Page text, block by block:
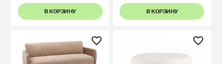
В КОРЗИНУ В КОРЗИНУ